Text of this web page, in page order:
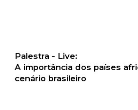
Palestra - Live:
A importância dos países
cenário brasileiro